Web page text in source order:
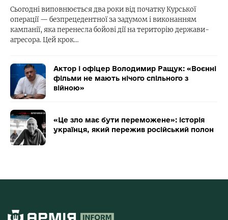
Сьогодні виповнюється два роки від початку Курської
операції — безпрецедентної за задумом і виконанням
кампанії, яка перенесла бойові дії на територію держави-
агресора. Цей крок…
Актор і офіцер Володимир Ращук: «Воєнні
фільми не мають нічого спільного з
війною»
«Це зло має бути переможене»: історія
українця, який пережив російський полон